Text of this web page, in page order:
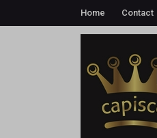
Home Contact